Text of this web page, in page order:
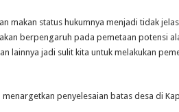
makan status hukumnya menjadi tidak
berpengaruh pada pemetaan potensi
lainnya jadi sulit kita untuk melakukan
penyelesaian batas desa di